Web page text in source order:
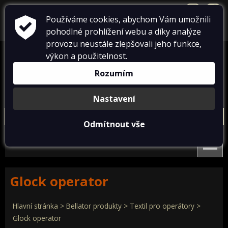
košík je prázdný
Conflict warrior trička
Conflict tactical Art Trika
Týmová trika
Conflict čepice
Conflict doplňky
Conflict trička české téma
Glock operator
Hlavní stránka > Bellator produkty > Textil pro operátory >
Glock operator
Používáme cookies, abychom Vám umožnili
pohodlné prohlížení webu a díky analýze
provozu neustále zlepšovali jeho funkce,
výkon a použitelnost.
Rozumím
Nastavení
Odmítnout vše